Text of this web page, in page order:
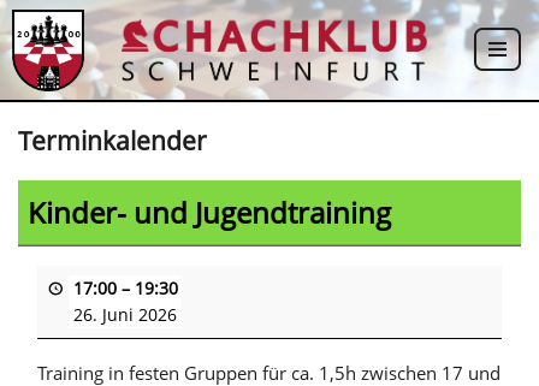
Zum
Inhalt
Terminkalender
Kinder- und Jugendtraining
17:00 – 19:30
26. Juni 2026
Training in festen Gruppen für ca. 1,5h zwischen 17 und